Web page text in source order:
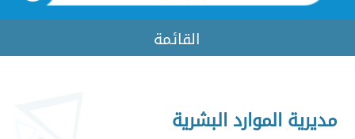
القائمة
مديرية الموارد البشرية